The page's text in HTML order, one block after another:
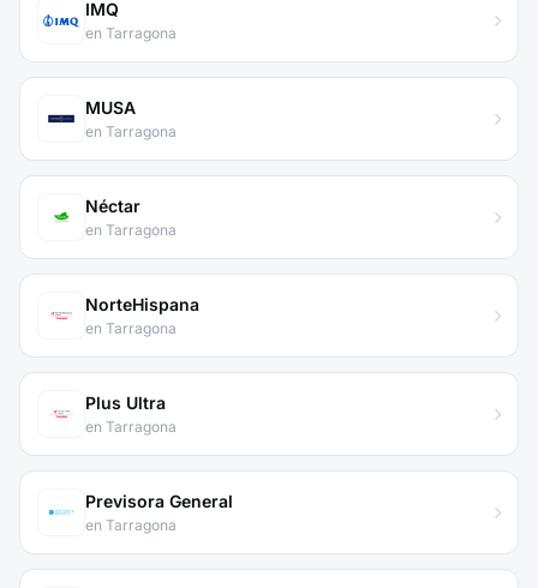
IMQ
en Tarragona
MUSA
en Tarragona
Néctar
en Tarragona
NorteHispana
en Tarragona
Plus Ultra
en Tarragona
Previsora General
en Tarragona